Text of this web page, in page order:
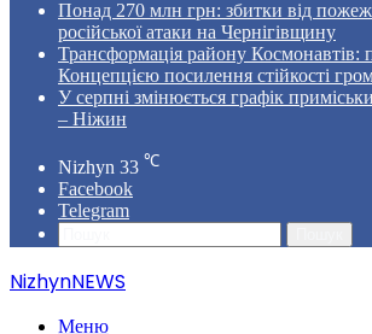
Понад 270 млн грн: збитки від
російської атаки на Чернігівщину
Трансформація району Космонавтів:
Концепцією посилення стійкості
У серпні змінюється графік
– Ніжин
Nizhyn 33 ℃
Facebook
Telegram
NizhynNEWS
Меню